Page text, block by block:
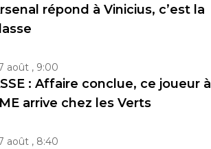
répond à Vinicius, c’est la
août , 9:00
: Affaire conclue, ce joueur à
arrive chez les Verts
août , 8:40